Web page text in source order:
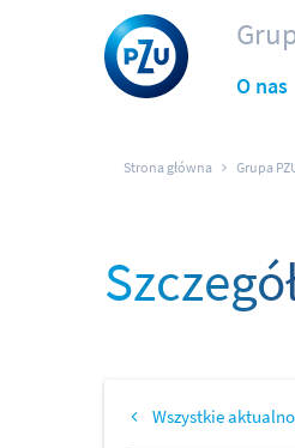
O nas
Strona główna Grupa
Wszystkie